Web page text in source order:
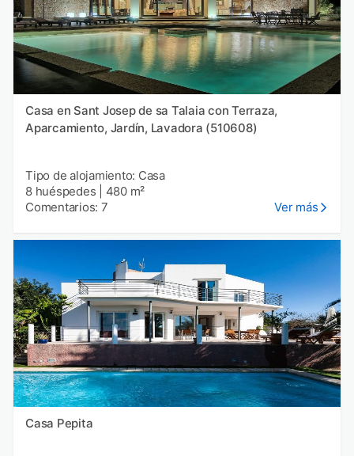
Casa en Sant Josep de sa Talaia con Terraza,
Aparcamiento, Jardín, Lavadora (510608)
Tipo de alojamiento: Casa
8 huéspedes
480 m²
Comentarios: 7
Ver más
Casa Pepita